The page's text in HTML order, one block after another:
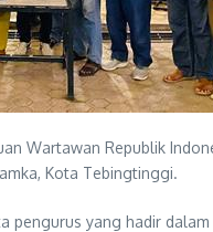
Wartawan Republik
Kota Tebingtinggi.
yang hadir